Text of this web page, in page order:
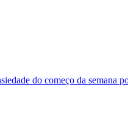
do começo da semana